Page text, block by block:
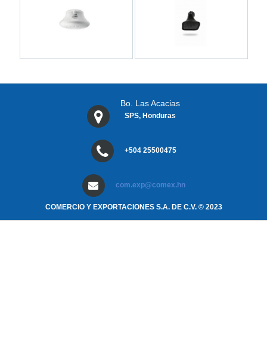
Bo. Las Acacias
SPS, Honduras
+504 25500475
com.exp@comex.hn
COMERCIO Y EXPORTACIONES S.A. DE C.V. © 2023